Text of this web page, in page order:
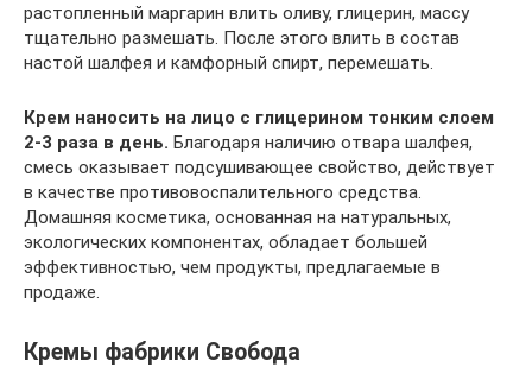
растопленный маргарин влить оливу, глицерин, массу
тщательно размешать. После этого влить в состав
настой шалфея и камфорный спирт, перемешать.
Крем наносить на лицо с глицерином тонким слоем
2-3 раза в день. Благодаря наличию отвара шалфея,
смесь оказывает подсушивающее свойство, действует
в качестве противовоспалительного средства.
Домашняя косметика, основанная на натуральных,
экологических компонентах, обладает большей
эффективностью, чем продукты, предлагаемые в
продаже.
Кремы фабрики Свобода